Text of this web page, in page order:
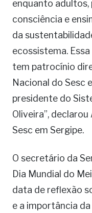
enquanto adultos,
consciência e
da
ecossistema.
tem patrocínio
Nacional do Sesc
presidente do
Oliveira”,
Sesc em Sergipe.
O secretário da
Dia Mundial do
data de reflexão
e a importância